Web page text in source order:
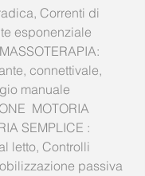
Correnti di
esponenziale
connettivale,
manuale
MOTORIA
SEMPLICE :
letto, Controlli
passiva